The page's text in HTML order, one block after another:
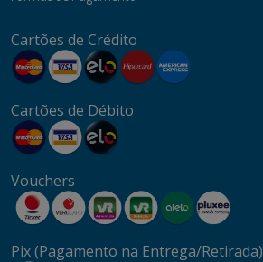
Cartões de Crédito
Cartões de Débito
Vouchers
Pix (Pagamento na Entrega/Retirada)